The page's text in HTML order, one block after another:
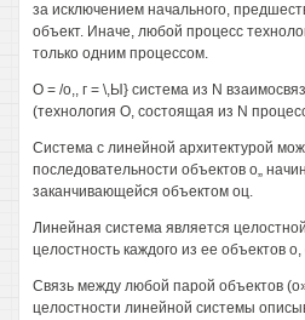
за исключением начального,
объект. Иначе, любой процесс
только одним процессом.
О = /о,, г = \,Ы} система из N
(технология О, состоящая из N
Система с линейной архитектурой
последовательности объектов о„
заканчивающейся объектом оц.
Линейная система является
целостность каждого из ее объектов
Связь между любой парой объектов
целостности линейной системы